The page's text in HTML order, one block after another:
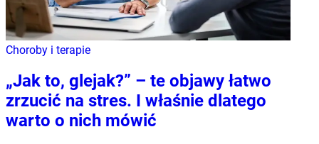
Choroby i terapie
„Jak to, glejak?” – te objawy łatwo
zrzucić na stres. I właśnie dlatego
warto o nich mówić